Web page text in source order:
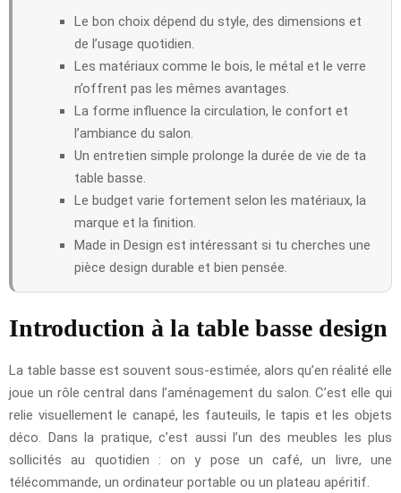
Le bon choix dépend du style, des dimensions et
de l’usage quotidien.
Les matériaux comme le bois, le métal et le verre
n’offrent pas les mêmes avantages.
La forme influence la circulation, le confort et
l’ambiance du salon.
Un entretien simple prolonge la durée de vie de ta
table basse.
Le budget varie fortement selon les matériaux, la
marque et la finition.
Made in Design est intéressant si tu cherches une
pièce design durable et bien pensée.
Introduction à la table basse design
La table basse est souvent sous-estimée, alors qu’en réalité elle
joue un rôle central dans l’aménagement du salon. C’est elle qui
relie visuellement le canapé, les fauteuils, le tapis et les objets
déco. Dans la pratique, c’est aussi l’un des meubles les plus
sollicités au quotidien : on y pose un café, un livre, une
télécommande, un ordinateur portable ou un plateau apéritif.